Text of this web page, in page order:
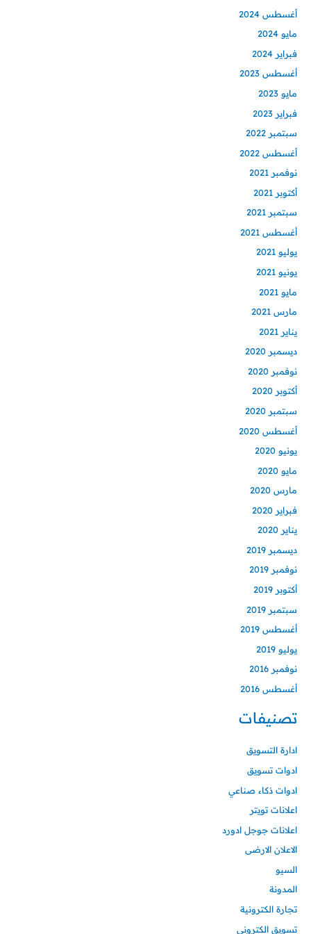
أغسطس 2024
مايو 2024
فبراير 2024
أغسطس 2023
مايو 2023
فبراير 2023
سبتمبر 2022
أغسطس 2022
نوفمبر 2021
أكتوبر 2021
سبتمبر 2021
أغسطس 2021
يوليو 2021
يونيو 2021
مايو 2021
مارس 2021
يناير 2021
ديسمبر 2020
نوفمبر 2020
أكتوبر 2020
سبتمبر 2020
أغسطس 2020
يونيو 2020
مايو 2020
مارس 2020
فبراير 2020
يناير 2020
ديسمبر 2019
نوفمبر 2019
أكتوبر 2019
سبتمبر 2019
أغسطس 2019
يوليو 2019
نوفمبر 2016
أغسطس 2016
تصنيفات
ادارة التسويق
ادوات تسويق
ادوات ذكاء صناعي
اعلانات تويتر
اعلانات جوجل ادورد
الاعلان الارضى
السيو
المدونة
تجارة الكترونية
تسويق الكتروني